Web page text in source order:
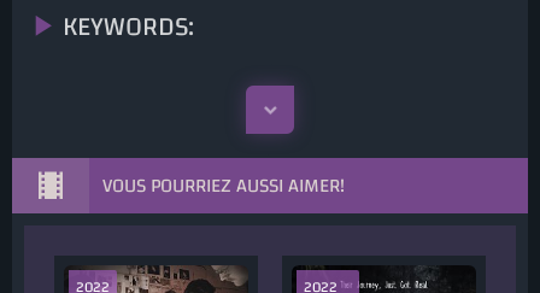
KEYWORDS:
VOUS POURRIEZ AUSSI AIMER!
2022
2022